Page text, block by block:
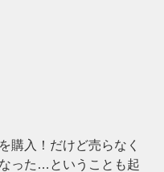
購入！だけど売らなく
った…ということも起